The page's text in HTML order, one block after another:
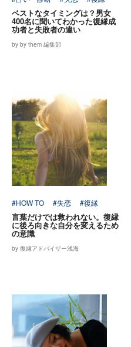
ベストなタイミングは？男女
400名に聞いてわかった復縁成
功者と失敗者の違い
by by them 編集部
#HOW TO #失恋 #復縁
言葉だけでは救われない。復縁
に後ろ向きな自分を変えるため
の意識
by 復縁アドバイザー浅海